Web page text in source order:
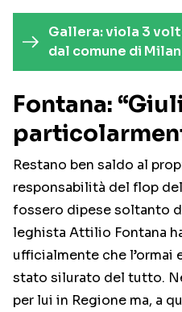
Gallera: viola 3
dal comune di
Fontana:
Restano ben saldo al
responsabilità del flop
fossero dipese soltanto
leghista Attilio Fontana
ufficialmente che l’ormai
stato silurato del tutto.
per lui in Regione ma, a